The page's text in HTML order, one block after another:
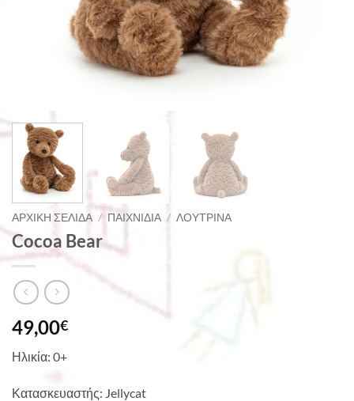
ΑΡΧΙΚΉ ΣΕΛΊΔΑ / ΠΑΙΧΝΊΔΙΑ / ΛΟΎΤΡΙΝΑ
Cocoa Bear
49,00€
Ηλικία: 0+
Κατασκευαστής: Jellycat